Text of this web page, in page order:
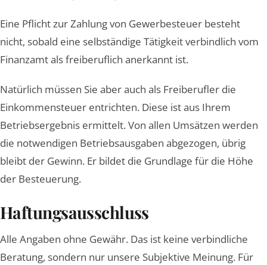
Eine Pflicht zur Zahlung von Gewerbesteuer besteht
nicht, sobald eine selbständige Tätigkeit verbindlich vom
Finanzamt als freiberuflich anerkannt ist.
Natürlich müssen Sie aber auch als Freiberufler die
Einkommensteuer entrichten. Diese ist aus Ihrem
Betriebsergebnis ermittelt. Von allen Umsätzen werden
die notwendigen Betriebsausgaben abgezogen, übrig
bleibt der Gewinn. Er bildet die Grundlage für die Höhe
der Besteuerung.
Haftungsausschluss
Alle Angaben ohne Gewähr. Das ist keine verbindliche
Beratung, sondern nur unsere Subjektive Meinung. Für